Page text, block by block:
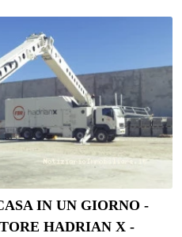
IN UN GIORNO -
HADRIAN X -